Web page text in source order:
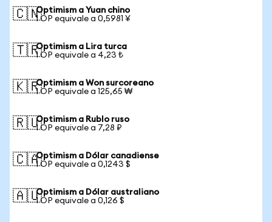
🇨🇳Optimism a Yuan chino
1 OP equivale a 0,5981 ¥
🇹🇷Optimism a Lira turca
1 OP equivale a 4,23 ₺
🇰🇷Optimism a Won surcoreano
1 OP equivale a 125,65 ₩
🇷🇺Optimism a Rublo ruso
1 OP equivale a 7,28 ₽
🇨🇦Optimism a Dólar canadiense
1 OP equivale a 0,1243 $
🇦🇺Optimism a Dólar australiano
1 OP equivale a 0,126 $